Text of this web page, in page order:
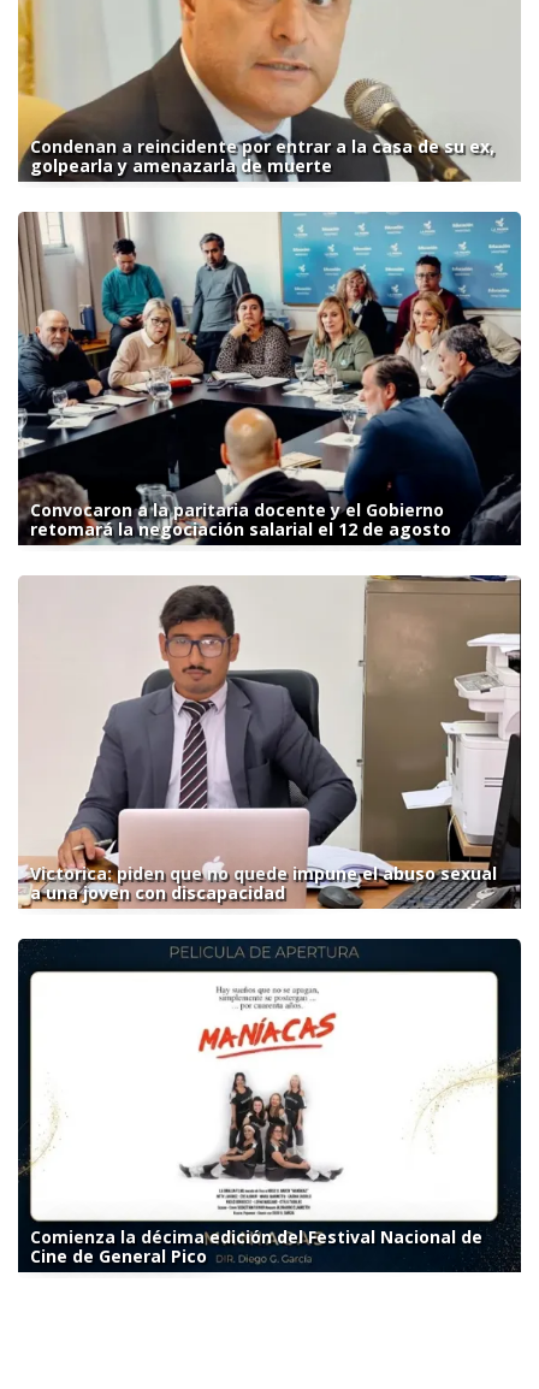
Condenan a reincidente por entrar a la casa de su ex,
golpearla y amenazarla de muerte
Convocaron a la paritaria docente y el Gobierno
retomará la negociación salarial el 12 de agosto
Victorica: piden que no quede impune el abuso sexual
a una joven con discapacidad
Comienza la décima edición del Festival Nacional de
Cine de General Pico